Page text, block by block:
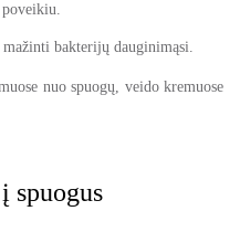
mažinti bakterijų dauginimąsi.
nuo spuogų, veido kremuose
spuogus